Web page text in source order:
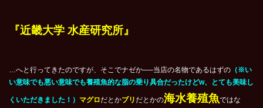
『近畿大学 水産研究所』
…へと行ってきたのですが、そこでナゼか──当店の名物であるはずの （※い
い意味でも悪い意味でも養殖魚的な脂の乗り具合だったけどw、とても美味し
くいただきました！） マグロだとかブリだとかの海水養殖魚ではな